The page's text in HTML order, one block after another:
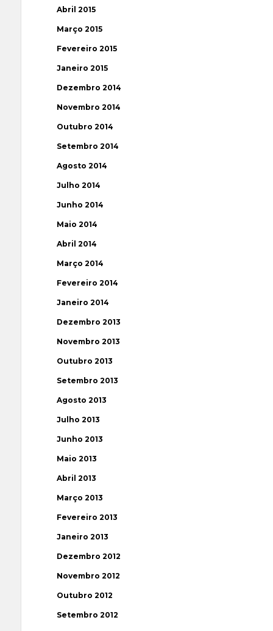
Abril 2015
Março 2015
Fevereiro 2015
Janeiro 2015
Dezembro 2014
Novembro 2014
Outubro 2014
Setembro 2014
Agosto 2014
Julho 2014
Junho 2014
Maio 2014
Abril 2014
Março 2014
Fevereiro 2014
Janeiro 2014
Dezembro 2013
Novembro 2013
Outubro 2013
Setembro 2013
Agosto 2013
Julho 2013
Junho 2013
Maio 2013
Abril 2013
Março 2013
Fevereiro 2013
Janeiro 2013
Dezembro 2012
Novembro 2012
Outubro 2012
Setembro 2012